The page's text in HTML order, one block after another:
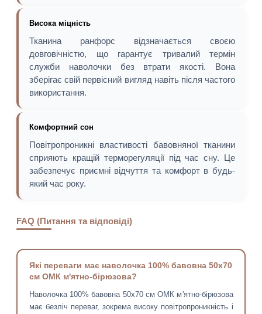
Висока міцність
Тканина ранфорс відзначається своєю
довговічністю, що гарантує тривалий термін
служби наволочки без втрати якості. Вона
зберігає свій первісний вигляд навіть після частого
використання.
Комфортний сон
Повітропроникні властивості бавовняної тканини
сприяють кращій терморегуляції під час сну. Це
забезпечує приємні відчуття та комфорт в будь-
який час року.
FAQ (Питання та відповіді)
Які переваги має наволочка 100% бавовна 50х70
см ОМК м'ятно-бірюзова?
Наволочка 100% бавовна 50х70 см ОМК м'ятно-бірюзова
має безліч переваг, зокрема високу повітропроникність і